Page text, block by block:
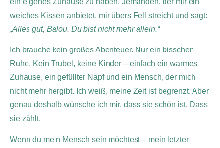
ein eigenes Zuhause zu haben. Jemanden, der mir ein
weiches Kissen anbietet, mir übers Fell streicht und sagt:
„Alles gut, Balou. Du bist nicht mehr allein.“
Ich brauche kein großes Abenteuer. Nur ein bisschen
Ruhe. Kein Trubel, keine Kinder – einfach ein warmes
Zuhause, ein gefüllter Napf und ein Mensch, der mich
nicht mehr hergibt. Ich weiß, meine Zeit ist begrenzt. Aber
genau deshalb wünsche ich mir, dass sie schön ist. Dass
sie zählt.
Wenn du mein Mensch sein möchtest – mein letzter